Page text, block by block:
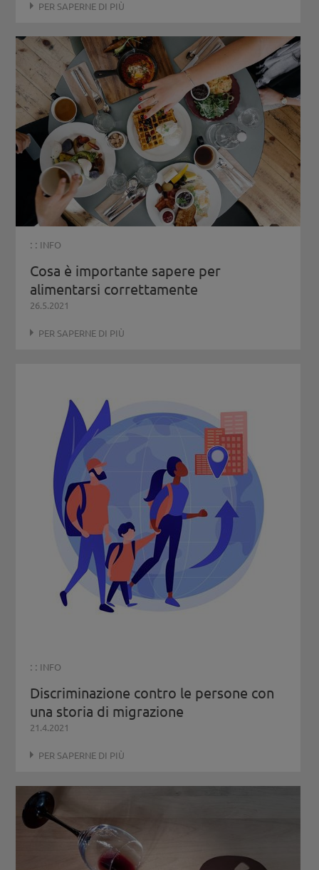
Consultorio Familiare FABE (Silandro)
Distretto Sociale Media Val Venosta
Distretto Sociale Alta Val Venosta
ALTA VALLE ISARCO
Servizio psicologico Bressanone
Centro Salute Mentale di Bressanone
Consultorio Familiare P.M. Kolbe (Vipiteno)
Distretto Sociale Alta Valle Isarco
PER SAPERNE DI PIÙ
: : INFO
Cosa è importante sapere per
alimentarsi correttamente
26.5.2021
PER SAPERNE DI PIÙ
: : INFO
Discriminazione contro le persone con
una storia di migrazione
21.4.2021
PER SAPERNE DI PIÙ